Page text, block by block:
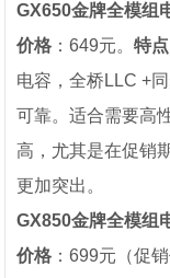
GX650金牌全模组
价格 ：649元。特点
电容，全桥LLC +
可靠。适合需要高
高，尤其是在促销
更加突出。
GX850金牌全模组
价格 ：699元（促